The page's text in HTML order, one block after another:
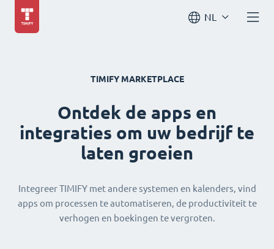
NL
TIMIFY MARKETPLACE
Ontdek de apps en
integraties om uw bedrijf te
laten groeien
Integreer TIMIFY met andere systemen en kalenders, vind
apps om processen te automatiseren, de productiviteit te
verhogen en boekingen te vergroten.